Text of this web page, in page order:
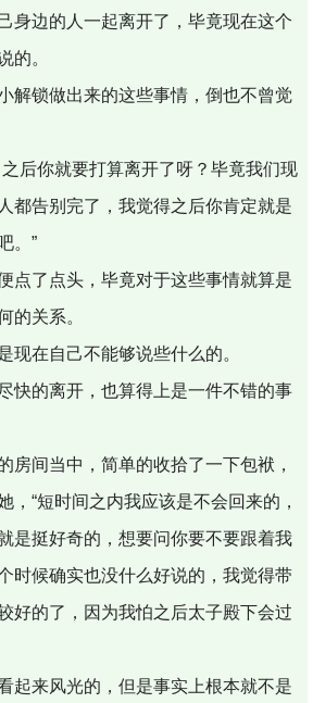
身边的人一起离开了，毕竟现在这个
的。
解锁做出来的这些事情，倒也不曾觉
后你就要打算离开了呀？毕竟我们现
都告别完了，我觉得之后你肯定就是
。”
点了点头，毕竟对于这些事情就算是
的关系。
在自己不能够说些什么的。
快的离开，也算得上是一件不错的事
间当中，简单的收拾了一下包袱，
，“短时间之内我应该是不会回来的，
是挺好奇的，想要问你要不要跟着我
时候确实也没什么好说的，我觉得带
好的了，因为我怕之后太子殿下会过
起来风光的，但是事实上根本就不是